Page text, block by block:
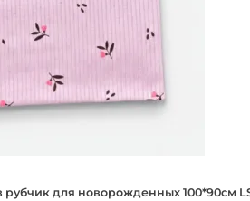
для новорожденных 100*90см